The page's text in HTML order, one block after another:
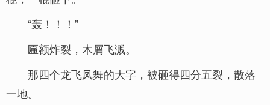
“轰！！！”
匾额炸裂，木屑飞溅。
那四个龙飞凤舞的大字，被砸得四分五裂，散落
一地。